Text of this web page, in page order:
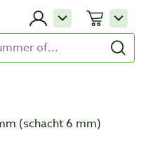
(schacht 6 mm)